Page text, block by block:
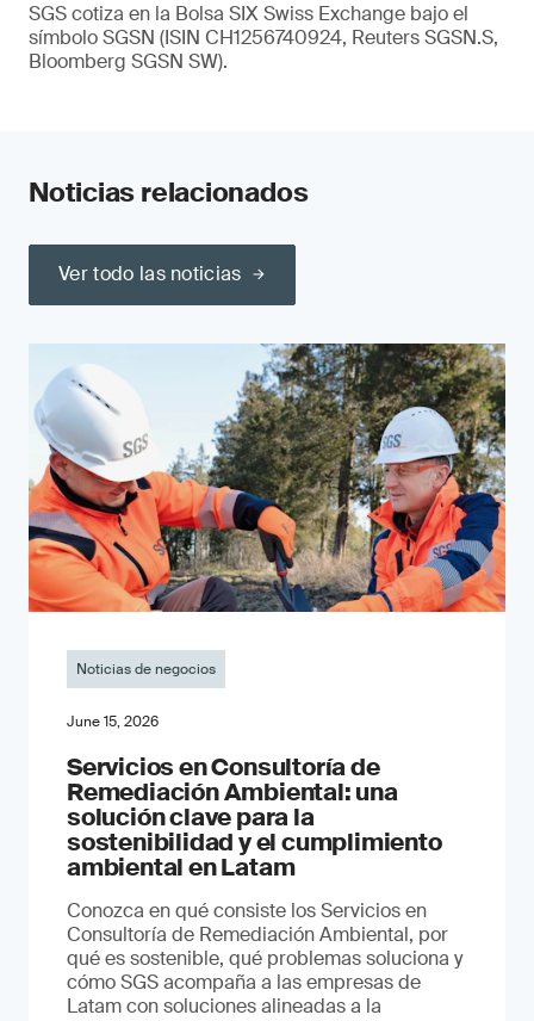
SGS cotiza en la Bolsa SIX Swiss Exchange bajo el
símbolo SGSN (ISIN CH1256740924, Reuters SGSN.S,
Bloomberg SGSN SW).
Noticias relacionados
Ver todo las noticias
Noticias de negocios
June 15, 2026
Servicios en Consultoría de
Remediación Ambiental: una
solución clave para la
sostenibilidad y el cumplimiento
ambiental en Latam
Conozca en qué consiste los Servicios en
Consultoría de Remediación Ambiental, por
qué es sostenible, qué problemas soluciona y
cómo SGS acompaña a las empresas de
Latam con soluciones alineadas a la